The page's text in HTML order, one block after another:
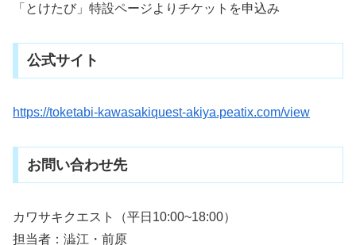
「とけたび」特設ページよりチケットを申込み
公式サイト
https://toketabi-kawasakiquest-akiya.peatix.com/view
お問い合わせ先
カワサキクエスト（平日10:00~18:00）
担当者：澁江・前原